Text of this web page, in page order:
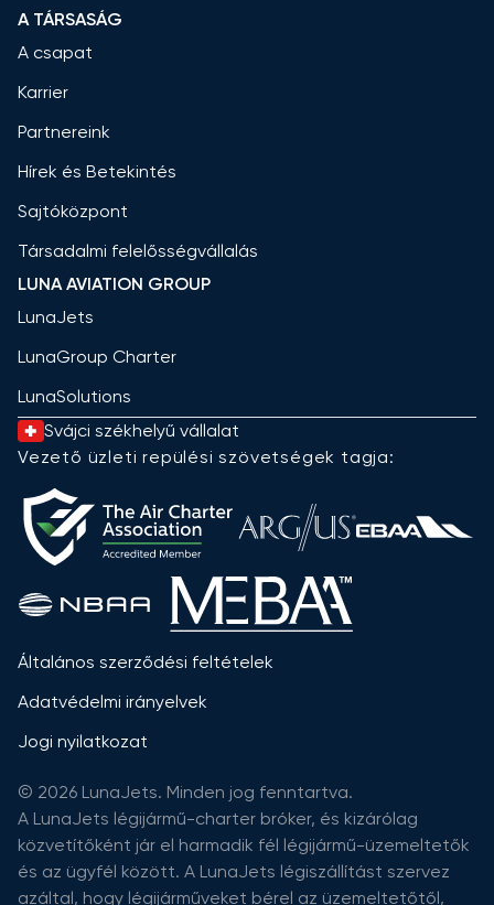
A TÁRSASÁG
A csapat
Karrier
Partnereink
Hírek és Betekintés
Sajtóközpont
Társadalmi felelősségvállalás
LUNA AVIATION GROUP
LunaJets
LunaGroup Charter
LunaSolutions
Svájci székhelyű vállalat
Vezető üzleti repülési szövetségek tagja:
Általános szerződési feltételek
Adatvédelmi irányelvek
Jogi nyilatkozat
© 2026 LunaJets. Minden jog fenntartva.
A LunaJets légijármű-charter bróker, és kizárólag
közvetítőként jár el harmadik fél légijármű-üzemeltetők
és az ügyfél között. A LunaJets légiszállítást szervez
azáltal, hogy légijárműveket bérel az üzemeltetőtől,